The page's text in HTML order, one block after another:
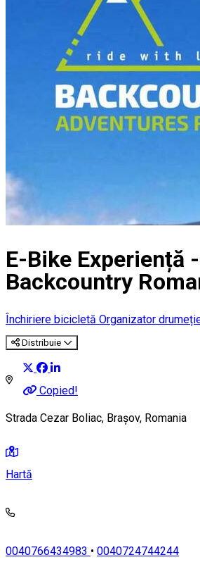
E-Bike Experiență -
Backcountry
Închiriere bicicletă Organizator
Distribuie
Copied!
Strada Cezar Boliac, Brașov, Romania
Hartă
0040766434983 • 0040724744244